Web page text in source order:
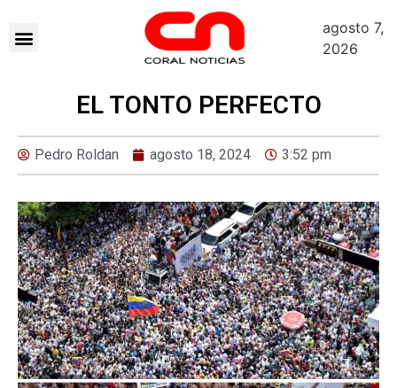
agosto 7,
2026
EL TONTO PERFECTO
Pedro Roldan agosto 18, 2024 3:52 pm